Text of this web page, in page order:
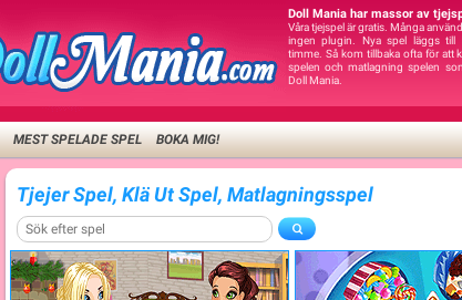
Doll Mania har massor av
Våra tjejspel är gratis. Många
ingen plugin. Nya spel läggs till
timme. Så kom tillbaka ofta för att
spelen och matlagning spelen
Doll Mania.
MEST SPELADE SPEL BOKA MIG!
Tjejer Spel, Klä Ut Spel, Matlagningsspel